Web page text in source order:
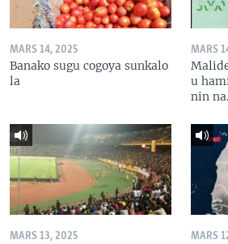
MARS 14, 2025
Banako sugu cogoya sunkalo
la
MARS
u
nin na.
MARS 13, 2025 MARS